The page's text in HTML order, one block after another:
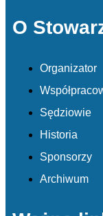
O
Organizator
Sędziowie
Historia
Sponsorzy
Archiwum